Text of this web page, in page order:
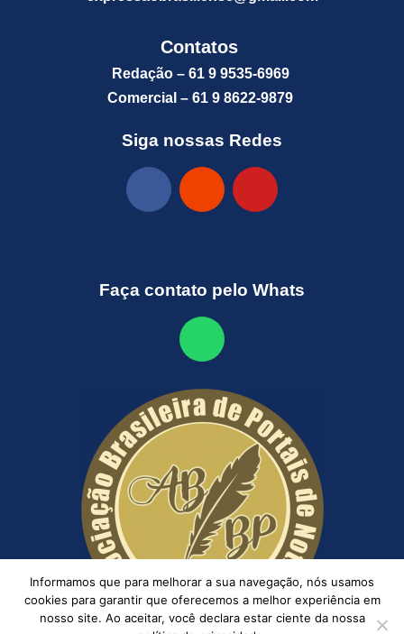
Contatos
Redação – 61 9 9535-6969
Comercial – 61 9 8622-9879
Siga nossas Redes
Faça contato pelo Whats
Informamos que para melhorar a sua navegação, nós usamos
cookies para garantir que oferecemos a melhor experiência em
nosso site. Ao aceitar, você declara estar ciente da nossa